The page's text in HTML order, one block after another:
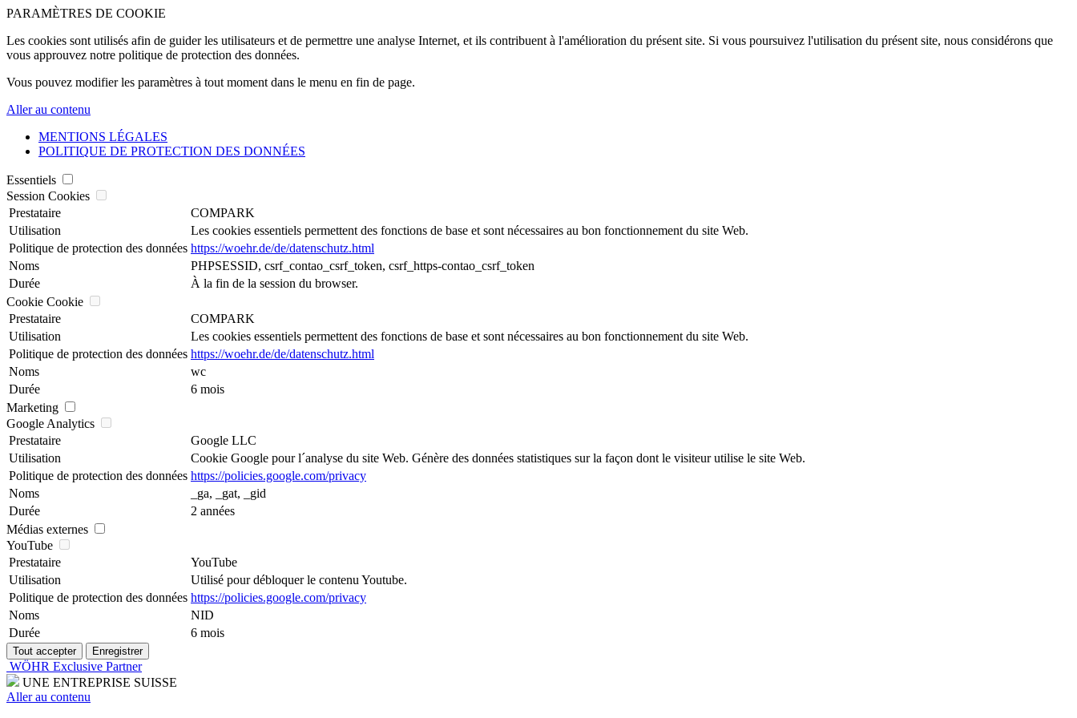
PARAMÈTRES DE COOKIE
Les cookies sont utilisés afin de guider les utilisateurs et de permettre une analyse Internet, et ils contribuent à l'amélioration du présent site. Si vous poursuivez l'utilisation du présent site, nous considérons que
vous approuvez notre politique de protection des données.
Vous pouvez modifier les paramètres à tout moment dans le menu en fin de page.
Aller au contenu
MENTIONS LÉGALES
POLITIQUE DE PROTECTION DES DONNÉES
Essentiels
Session Cookies
Prestataire
COMPARK
Utilisation
Les cookies essentiels permettent des fonctions de base et sont nécessaires au bon fonctionnement du site Web.
Politique de protection des données https://woehr.de/de/datenschutz.html
Noms
PHPSESSID, csrf_contao_csrf_token, csrf_https-contao_csrf_token
Durée
À la fin de la session du browser.
Cookie Cookie
Prestataire
COMPARK
Utilisation
Les cookies essentiels permettent des fonctions de base et sont nécessaires au bon fonctionnement du site Web.
Politique de protection des données https://woehr.de/de/datenschutz.html
Noms
wc
Durée
6 mois
Marketing
Google Analytics
Prestataire
Google LLC
Utilisation
Cookie Google pour l´analyse du site Web. Génère des données statistiques sur la façon dont le visiteur utilise le site Web.
Politique de protection des données https://policies.google.com/privacy
Noms
_ga, _gat, _gid
Durée
2 années
Médias externes
YouTube
Prestataire
YouTube
Utilisation
Utilisé pour débloquer le contenu Youtube.
Politique de protection des données https://policies.google.com/privacy
Noms
NID
Durée
6 mois
WÖHR Exclusive Partner
UNE ENTREPRISE SUISSE
Aller au contenu